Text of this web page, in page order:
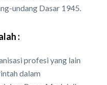
undang Dasar 1945.
:
profesi yang lain
dalam